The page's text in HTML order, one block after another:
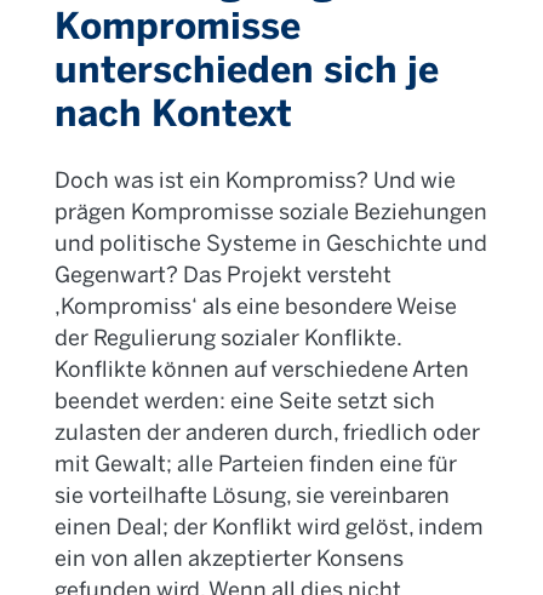
Kompromisse
unterschieden sich je
nach Kontext
Doch was ist ein Kompromiss? Und wie
prägen Kompromisse soziale Beziehungen
und politische Systeme in Geschichte und
Gegenwart? Das Projekt versteht
‚Kompromiss‘ als eine besondere Weise
der Regulierung sozialer Konflikte.
Konflikte können auf verschiedene Arten
beendet werden: eine Seite setzt sich
zulasten der anderen durch, friedlich oder
mit Gewalt; alle Parteien finden eine für
sie vorteilhafte Lösung, sie vereinbaren
einen Deal; der Konflikt wird gelöst, indem
ein von allen akzeptierter Konsens